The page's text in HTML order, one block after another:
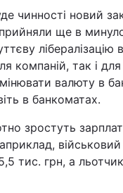
чинності новий
ще в
лібералізацію
компаній, так і
валюту в
в банкоматах.
зростуть
військовий
тис. грн, а